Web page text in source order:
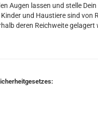
Augen lassen und stelle
und Haustiere sind von
deren Reichweite gelagert